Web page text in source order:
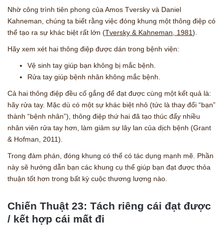
Nhờ công trình tiên phong của Amos Tversky và Daniel
Kahneman, chúng ta biết rằng việc đóng khung một thông điệp có
thể tạo ra sự khác biệt rất lớn (Tversky & Kahneman, 1981).
Hãy xem xét hai thông điệp được dán trong bệnh viện:
Vệ sinh tay giúp bạn không bị mắc bệnh.
Rửa tay giúp bệnh nhân không mắc bệnh.
Cả hai thông điệp đều cố gắng để đạt được cùng một kết quả là:
hãy rửa tay. Mặc dù có một sự khác biệt nhỏ (tức là thay đổi “bạn”
thành “bệnh nhân”), thông điệp thứ hai đã tạo thúc đẩy nhiều
nhân viên rửa tay hơn, làm giảm sự lây lan của dịch bệnh (Grant
& Hofman, 2011).
Trong đàm phán, đóng khung có thể có tác dụng mạnh mẽ. Phần
này sẽ hướng dẫn bạn các khung cụ thể giúp bạn đạt được thỏa
thuận tốt hơn trong bất kỳ cuộc thương lượng nào.
Chiến Thuật 23: Tách riêng cái đạt được
/ kết hợp cái mất đi